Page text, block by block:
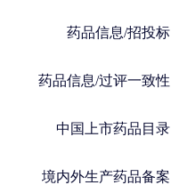
药品信息/招投标
药品信息/过评一致性
中国上市药品目录
境内外生产药品备案